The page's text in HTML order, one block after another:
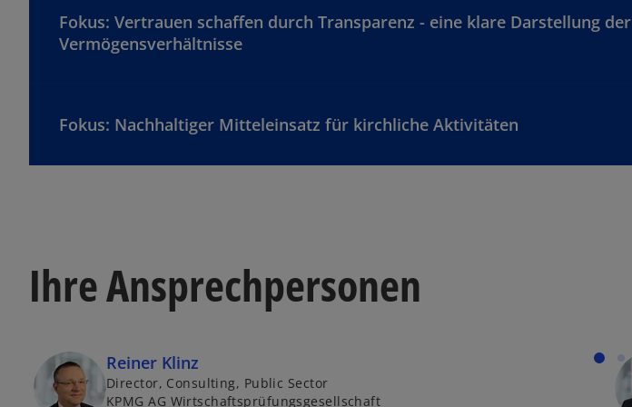
Fokus: Vertrauen schaffen durch Transparenz - eine klare Darstellung der
Vermögensverhältnisse
Fokus: Nachhaltiger Mitteleinsatz für kirchliche Aktivitäten
Ihre Ansprechpersonen
Reiner Klinz
Director, Consulting, Public Sector
KPMG AG Wirtschaftsprüfungsgesellschaft